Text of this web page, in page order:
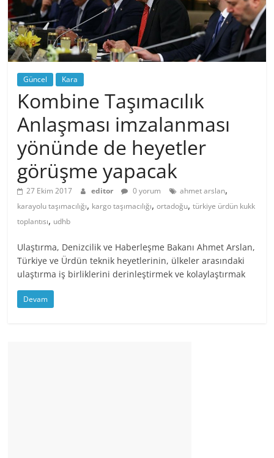
Güncel Kara
Kombine Taşımacılık
Anlaşması imzalanması
yönünde de heyetler
görüşme yapacak
27 Ekim 2017 editor 0 yorum ahmet arslan,
karayolu taşımacılığı, kargo taşımacılığı,ortadoğu,türkiye ürdün kukk
toplantısı, udhb
Ulaştırma, Denizcilik ve Haberleşme Bakanı Ahmet Arslan,
Türkiye ve Ürdün teknik heyetlerinin, ülkeler arasındaki
ulaştırma iş birliklerini derinleştirmek ve kolaylaştırmak
Devam